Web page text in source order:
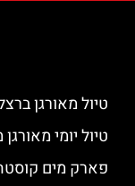
טיול מאורגן
טיול יומי
פארק מים